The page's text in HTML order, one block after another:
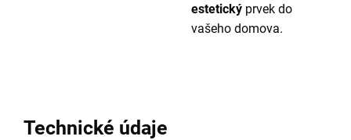
estetický prvek do
vašeho domova.
Technické údaje